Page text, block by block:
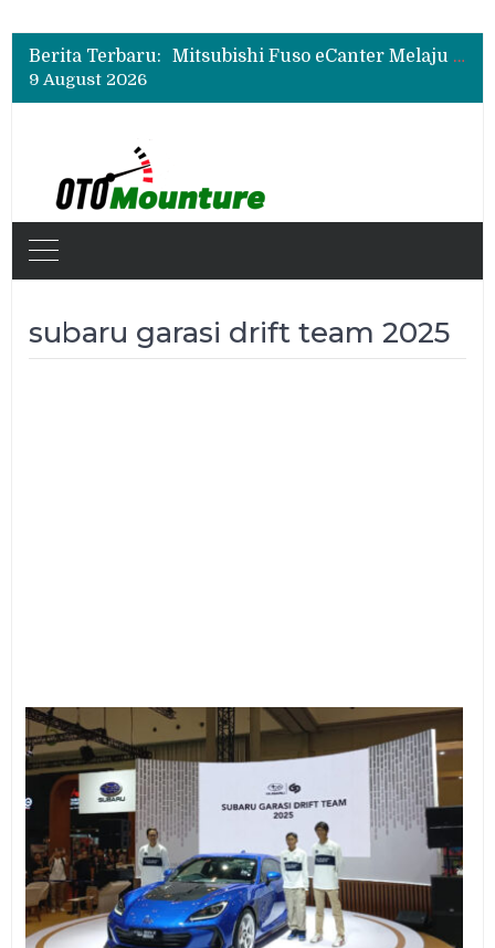
Berita Terbaru:
Mitsubishi Fuso Dorong Armada Minim Downtime lewat VIP Fleet Training 2026
Mitsubishi Fuso eCanter Melaju di Bisnis Logistik, Fastana Jadi Pengguna Baru
Mitsubishi Fuso Dorong Armada Minim Downtime lewat VIP Fleet Training 2026
9 August 2026
subaru garasi drift team 2025